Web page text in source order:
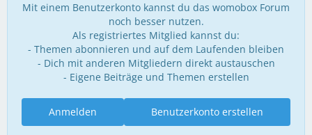
Mit einem Benutzerkonto kannst du das womobox Forum
noch besser nutzen.
Als registriertes Mitglied kannst du:
- Themen abonnieren und auf dem Laufenden bleiben
- Dich mit anderen Mitgliedern direkt austauschen
- Eigene Beiträge und Themen erstellen
Benutzerkonto erstellen
Anmelden